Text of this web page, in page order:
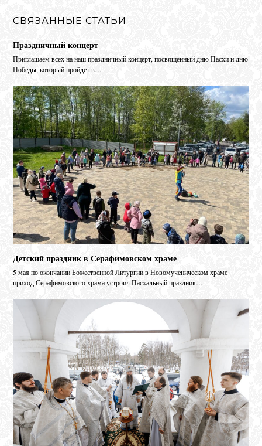
СВЯЗАННЫЕ СТАТЬИ
Праздничный концерт
Приглашаем всех на наш праздничный концерт, посвященный дню Пасхи и дню
Победы, который пройдет в…
Детский праздник в Серафимовском храме
5 мая по окончании Божественной Литургии в Новомученическом храме
приход Серафимовского храма устроил Пасхальный праздник…